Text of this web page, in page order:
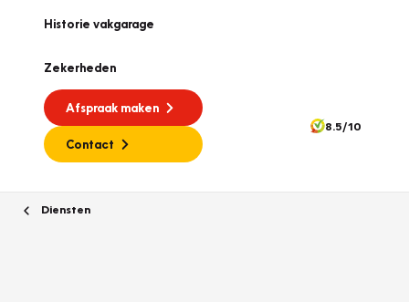
Historie vakgarage
Zekerheden
Afspraak maken
Contact
8.5/10
Diensten